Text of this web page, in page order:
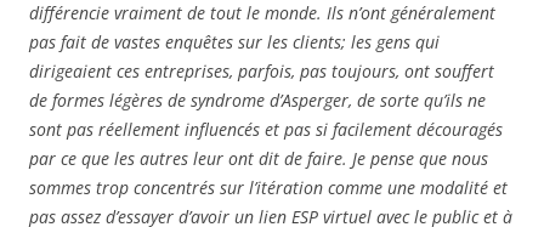
différencie vraiment de tout le monde. Ils n’ont généralement
pas fait de vastes enquêtes sur les clients; les gens qui
dirigeaient ces entreprises, parfois, pas toujours, ont souffert
de formes légères de syndrome d’Asperger, de sorte qu’ils ne
sont pas réellement influencés et pas si facilement découragés
par ce que les autres leur ont dit de faire. Je pense que nous
sommes trop concentrés sur l’itération comme une modalité et
pas assez d’essayer d’avoir un lien ESP virtuel avec le public et à